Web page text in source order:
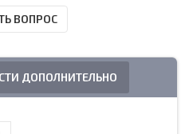
ВОПРОС
ДОПОЛНИТЕЛЬНО